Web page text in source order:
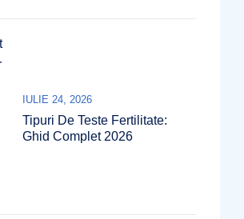
Tipuri De Teste Fertilitate:
Ghid Complet 2026
IULIE 24, 2026